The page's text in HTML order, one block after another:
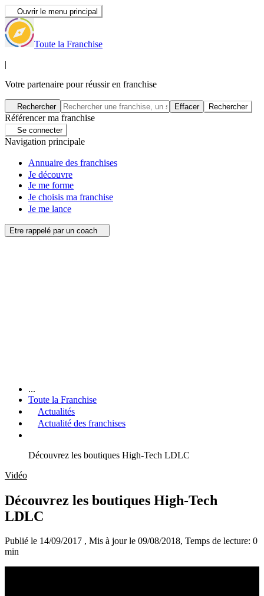
Ouvrir le menu principal
Toute la Franchise
|
Votre partenaire pour réussir en franchise
Rechercher Effacer Rechercher
Référencer ma franchise
Se connecter
Navigation principale
Annuaire des franchises
Je découvre
Je me forme
Je choisis ma franchise
Je me lance
Etre rappelé par un coach
...
Toute la Franchise
Actualités
Actualité des franchises
Découvrez les boutiques High-Tech LDLC
Vidéo
Découvrez les boutiques High-Tech
LDLC
Publié le 14/09/2017 , Mis à jour le 09/08/2018, Temps de lecture: 0
min